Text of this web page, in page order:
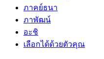
ภาคย์ธนา
ภาพัฒน์
อะชิ
เลือกได้ด้วยตัวคุณ